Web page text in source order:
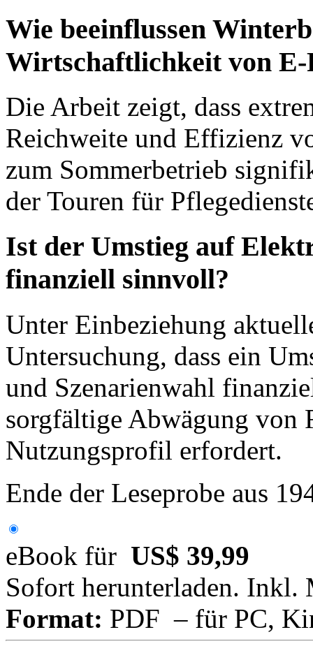
Wie beeinflussen
Wirtschaftlichkeit von E-
Die Arbeit zeigt, dass
Reichweite und Effizienz
zum Sommerbetrieb
der Touren für
Ist der Umstieg auf
finanziell sinnvoll?
Unter Einbeziehung
Untersuchung, dass ein
und Szenarienwahl
sorgfältige Abwägung von
Nutzungsprofil erfordert.
Ende der Leseprobe aus
eBook für US$ 39,99
Sofort herunterladen. Inkl.
Format: PDF – für PC,